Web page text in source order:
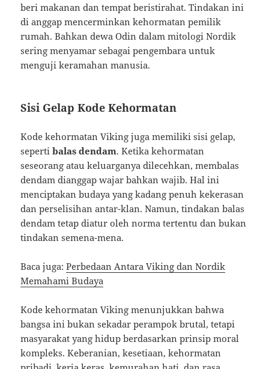
beri makanan dan tempat beristirahat. Tindakan ini
di anggap mencerminkan kehormatan pemilik
rumah. Bahkan dewa Odin dalam mitologi Nordik
sering menyamar sebagai pengembara untuk
menguji keramahan manusia.
Sisi Gelap Kode Kehormatan
Kode kehormatan Viking juga memiliki sisi gelap,
sepertibalas dendam. Ketika kehormatan
seseorang atau keluarganya dilecehkan, membalas
dendam dianggap wajar bahkan wajib. Hal ini
menciptakan budaya yang kadang penuh kekerasan
dan perselisihan antar-klan. Namun, tindakan balas
dendam tetap diatur oleh norma tertentu dan bukan
tindakan semena-mena.
Baca juga:Perbedaan Antara Viking dan Nordik
Memahami Budaya
Kode kehormatan Viking menunjukkan bahwa
bangsa ini bukan sekadar perampok brutal, tetapi
masyarakat yang hidup berdasarkan prinsip moral
kompleks. Keberanian, kesetiaan, kehormatan